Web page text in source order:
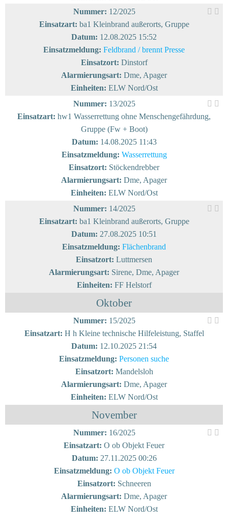
Nummer: 12/2025
Einsatzart: ba1 Kleinbrand außerorts, Gruppe
Datum: 12.08.2025 15:52
Einsatzmeldung: Feldbrand / brennt Presse
Einsatzort: Dinstorf
Alarmierungsart: Dme, Apager
Einheiten: ELW Nord/Ost
Nummer: 13/2025
Einsatzart: hw1 Wasserrettung ohne Menschengefährdung,
Gruppe (Fw + Boot)
Datum: 14.08.2025 11:43
Einsatzmeldung: Wasserrettung
Einsatzort: Stöckendrebber
Alarmierungsart: Dme, Apager
Einheiten: ELW Nord/Ost
Nummer: 14/2025
Einsatzart: ba1 Kleinbrand außerorts, Gruppe
Datum: 27.08.2025 10:51
Einsatzmeldung: Flächenbrand
Einsatzort: Luttmersen
Alarmierungsart: Sirene, Dme, Apager
Einheiten: FF Helstorf
Oktober
Nummer: 15/2025
Einsatzart: H h Kleine technische Hilfeleistung, Staffel
Datum: 12.10.2025 21:54
Einsatzmeldung: Personen suche
Einsatzort: Mandelsloh
Alarmierungsart: Dme, Apager
Einheiten: ELW Nord/Ost
November
Nummer: 16/2025
Einsatzart: O ob Objekt Feuer
Datum: 27.11.2025 00:26
Einsatzmeldung: O ob Objekt Feuer
Einsatzort: Schneeren
Alarmierungsart: Dme, Apager
Einheiten: ELW Nord/Ost